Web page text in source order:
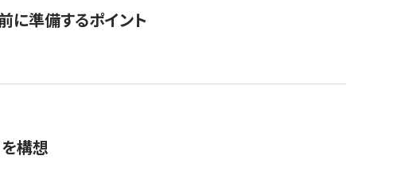
に準備するポイント
構想